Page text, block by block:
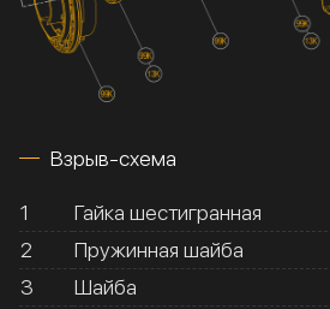
Взрыв-схема
1
Гайка шестигранная
2
Пружинная шайба
3
Шайба